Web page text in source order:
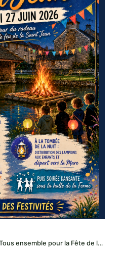
ensemble pour la Fête de la Saint Jean !